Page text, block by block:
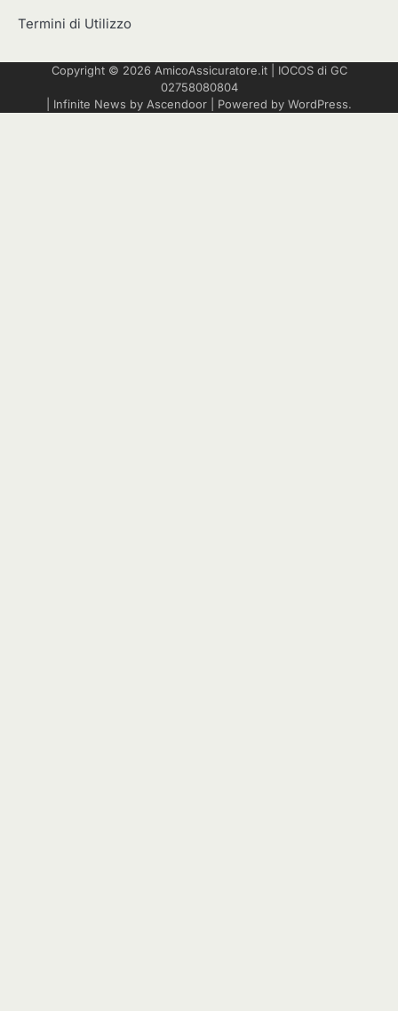
Termini di Utilizzo
Copyright © 2026 AmicoAssicuratore.it| IOCOSdi GC
02758080804
| Infinite News by Ascendoor | Powered by WordPress.